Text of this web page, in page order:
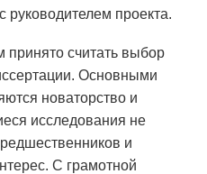
руководителем проекта.
считать выбор
Основными
новаторство и
исследования не
и
С грамотной